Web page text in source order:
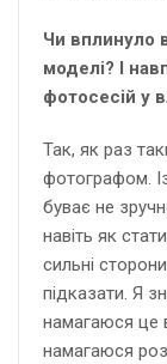
Чи вплинуло
моделі? І
фотосесій у
Так, як раз
фотографом.
буває не
навіть як
сильні
підказати. Я
намагаюся це
намагаюся